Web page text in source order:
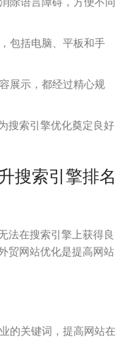
包括电脑、平板和手
展示，都经过精心规
搜索引擎优化奠定良好
搜索引擎排名
法在搜索引擎上获得良
贸网站优化是提高网站
的关键词，提高网站在